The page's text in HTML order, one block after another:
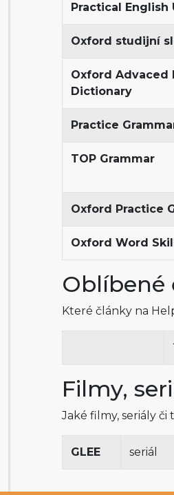
Practical English
Oxford studijní
Oxford Advaced
Dictionary
Practice
TOP Grammar
Oxford Practice
Oxford Word
Oblíbené
Které články na
Filmy,
Jaké filmy, seriály
GLEE seriál